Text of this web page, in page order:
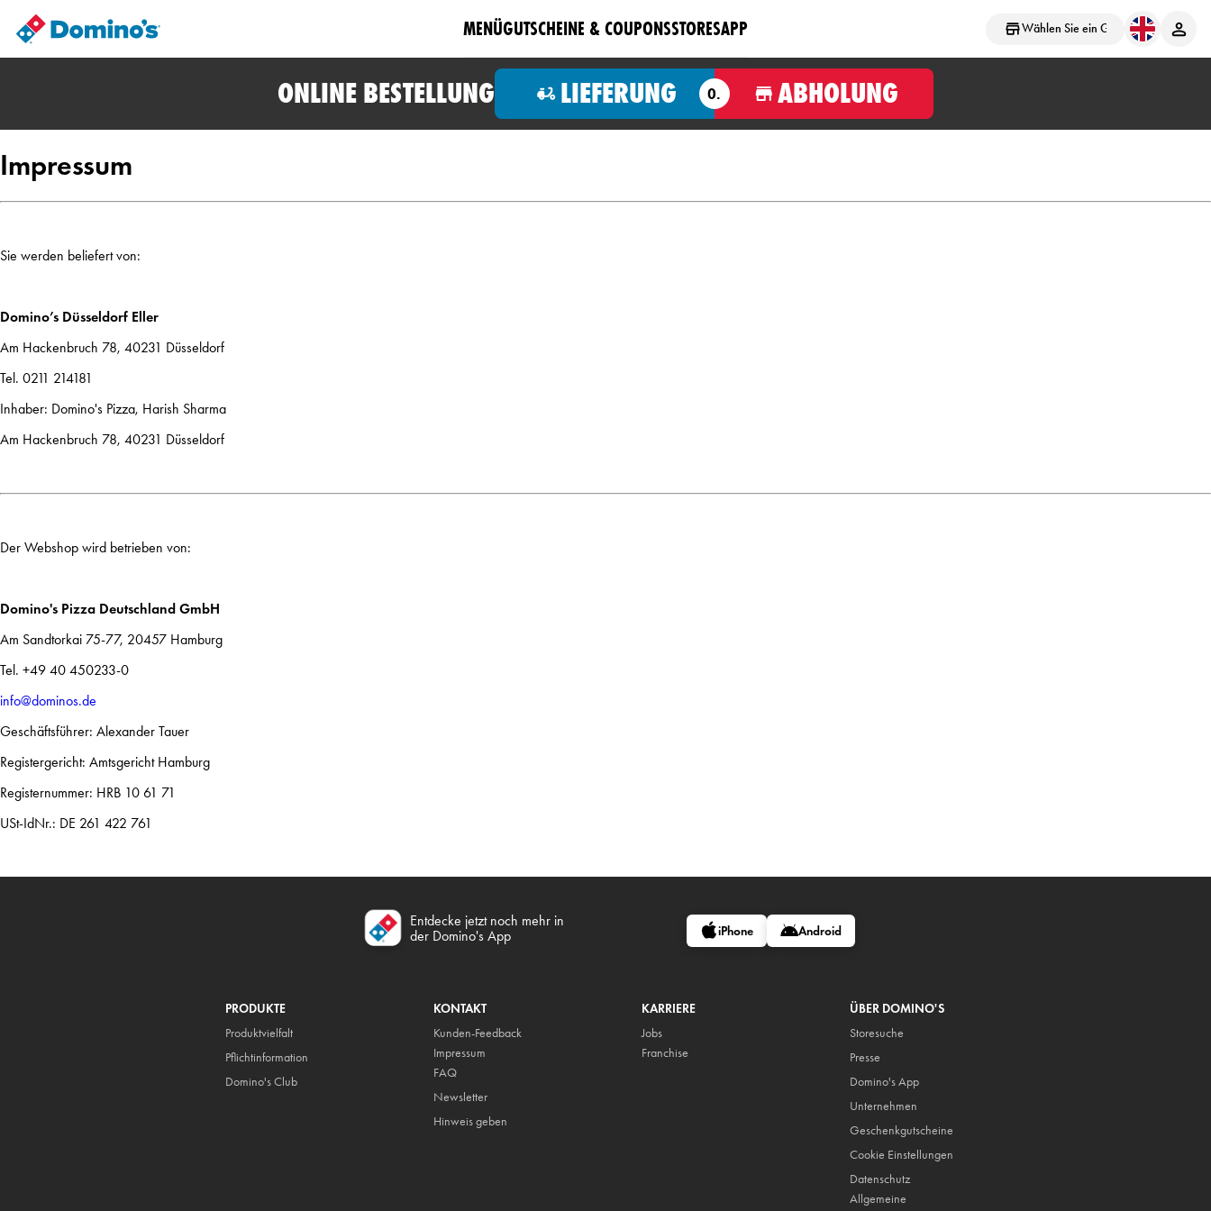
Wählen Sie ein Geschäft aus
MENÜGUTSCHEINE & COUPONSSTORESAPP
ONLINE BESTELLUNG LIEFERUNG O. ABHOLUNG
Impressum
Sie werden beliefert von:
Domino’s Düsseldorf Eller
Am Hackenbruch 78, 40231 Düsseldorf
Tel. 0211 214181
Inhaber: Domino's Pizza, Harish Sharma
Am Hackenbruch 78, 40231 Düsseldorf
Der Webshop wird betrieben von:
Domino's Pizza Deutschland GmbH
Am Sandtorkai 75-77, 20457 Hamburg
Tel. +49 40 450233-0
info@dominos.de
Geschäftsführer: Alexander Tauer
Registergericht: Amtsgericht Hamburg
Registernummer: HRB 10 61 71
USt-IdNr.: DE 261 422 761
Entdecke jetzt noch mehr in
der Domino's App
iPhone Android
PRODUKTE
Produktvielfalt
Pflichtinformation
Domino's Club
KONTAKT
Kunden-Feedback
Impressum
FAQ
Newsletter
Hinweis geben
KARRIERE
Jobs
Franchise
ÜBER DOMINO'S
Storesuche
Presse
Domino's App
Unternehmen
Geschenkgutscheine
Cookie Einstellungen
Datenschutz
Allgemeine